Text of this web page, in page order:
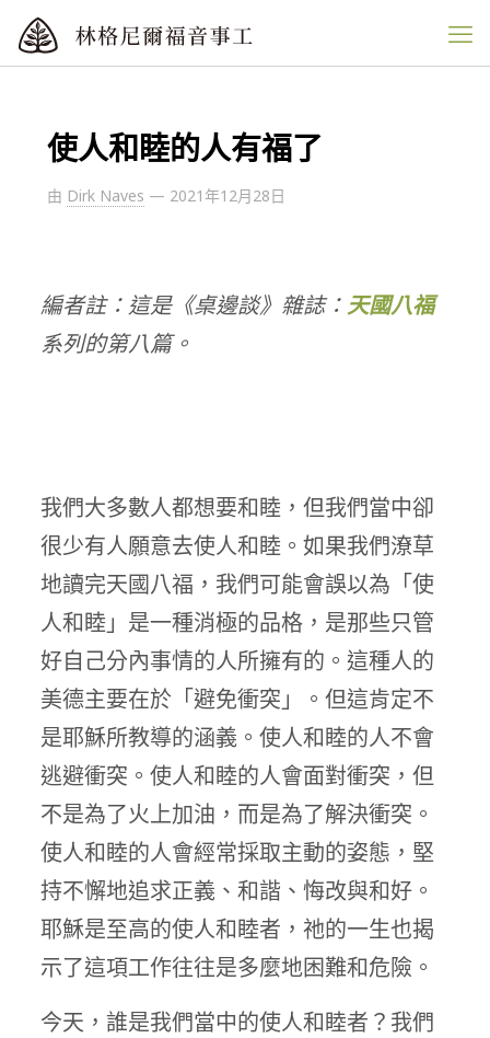
使人和睦的人有福了
由 Dirk Naves — 2021年12月28日
編者註：這是《桌邊談》雜誌：天國八福
系列的第八篇。
我們大多數人都想要和睦，但我們當中卻
很少有人願意去使人和睦。如果我們潦草
地讀完天國八福，我們可能會誤以為「使
人和睦」是一種消極的品格，是那些只管
好自己分內事情的人所擁有的。這種人的
美德主要在於「避免衝突」。但這肯定不
是耶穌所教導的涵義。使人和睦的人不會
逃避衝突。使人和睦的人會面對衝突，但
不是為了火上加油，而是為了解決衝突。
使人和睦的人會經常採取主動的姿態，堅
持不懈地追求正義、和諧、悔改與和好。
耶穌是至高的使人和睦者，祂的一生也揭
示了這項工作往往是多麼地困難和危險。
今天，誰是我們當中的使人和睦者？我們